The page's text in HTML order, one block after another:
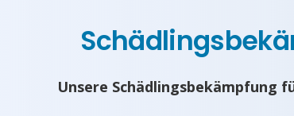
Unsere Schädlingsbekämpfung